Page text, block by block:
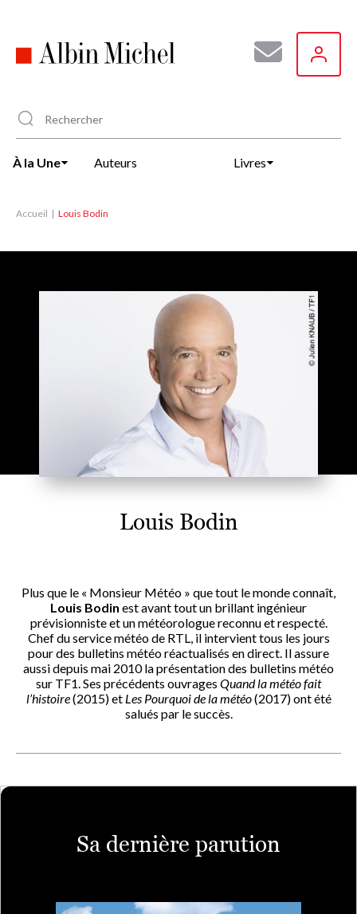
principal
À la Une Auteurs Livres
Accueil Louis Bodin
Louis Bodin
Plus que le « Monsieur Météo » que tout le monde connaît,
Louis Bodin est avant tout un brillant ingénieur
prévisionniste et un météorologue reconnu et respecté.
Chef du service météo de RTL, il intervient tous les jours
pour des bulletins météo réactualisés en direct. Il assure
aussi depuis mai 2010 la présentation des bulletins météo
sur TF1. Ses précédents ouvrages Quand la météo fait
l’histoire(2015) et Les Pourquoi de la météo(2017) ont été
salués par le succès.
Sa dernière parution